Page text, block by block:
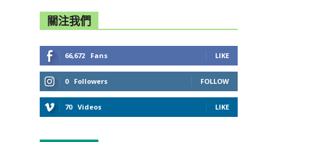
關注我們
66,672 Fans LIKE
0 Followers FOLLOW
70 Videos LIKE